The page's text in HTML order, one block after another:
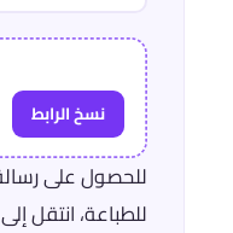
نسخ الرابط
للطباعة، انتقل إلى